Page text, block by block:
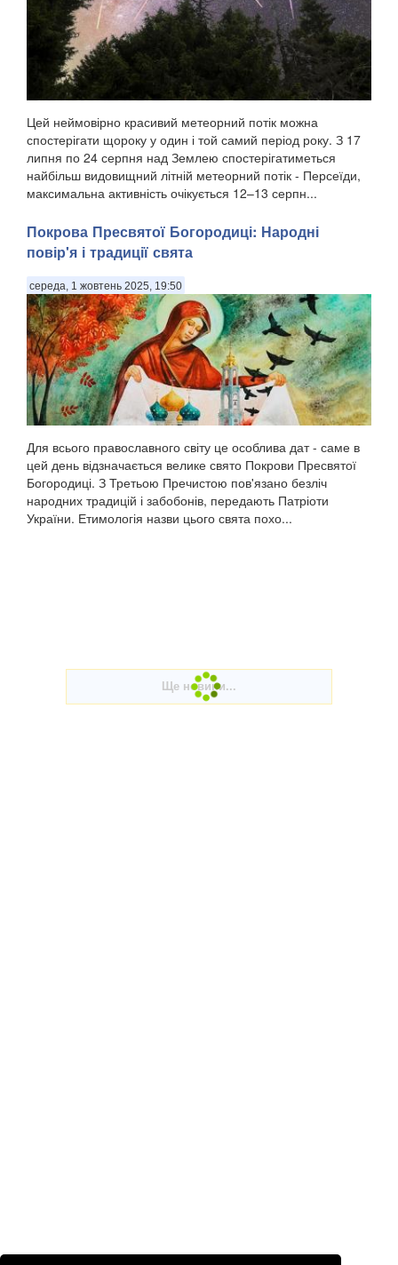
Цей неймовірно красивий метеорний потік можна
спостерігати щороку у один і той самий період року. З 17
липня по 24 серпня над Землею спостерігатиметься
найбільш видовищний літній метеорний потік - Персеїди,
максимальна активність очікується 12–13 серпн...
Покрова Пресвятої Богородиці: Народні
повір'я і традиції свята
середа, 1 жовтень 2025, 19:50
Для всього православного світу це особлива дат - саме в
цей день відзначається велике свято Покрови Пресвятої
Богородиці. З Третьою Пречистою пов'язано безліч
народних традицій і забобонів, передають Патріоти
України. Етимологія назви цього свята похо...